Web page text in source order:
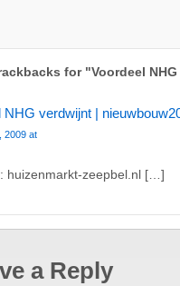
for "Voordeel
NHG verdwijnt |
2009 at
huizenmarkt-zeepbel.nl […]
a Reply